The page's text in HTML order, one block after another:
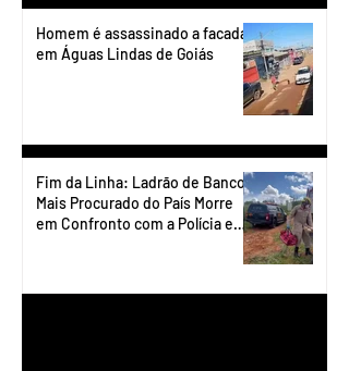
Homem é assassinado a facadas
em Águas Lindas de Goiás
Fim da Linha: Ladrão de Banco
Mais Procurado do País Morre
em Confronto com a Polícia em